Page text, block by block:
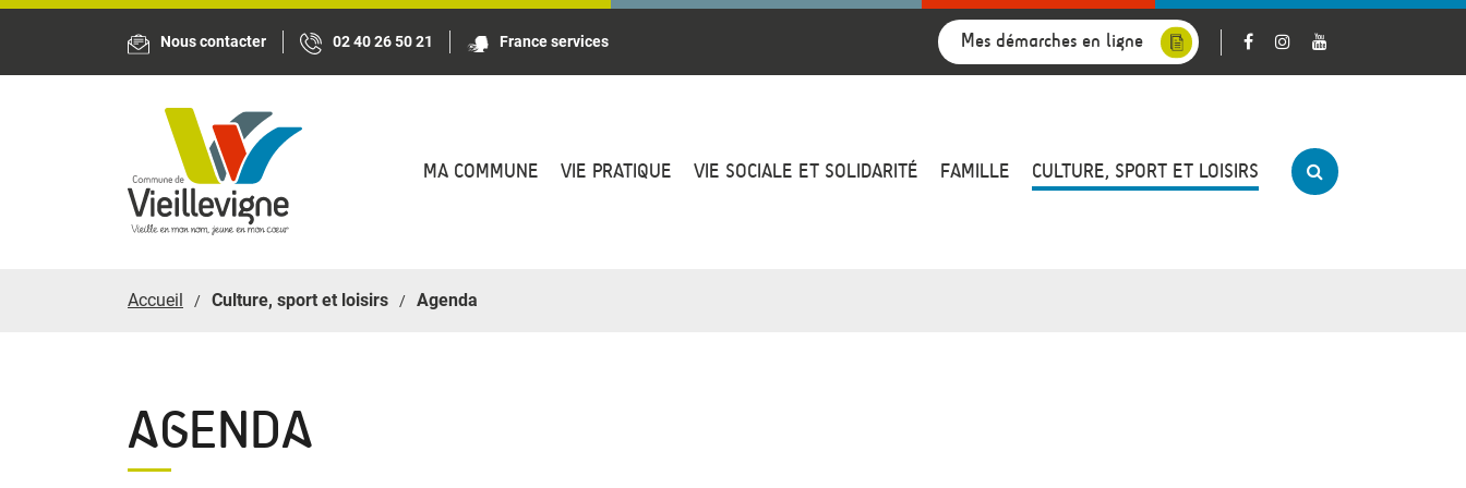
Nous contacter 02 40 26 50 21 France services Mes démarches en ligne
MA COMMUNE VIE PRATIQUE VIE SOCIALE ET SOLIDARITÉ FAMILLE CULTURE, SPORT ET LOISIRS
Accueil Culture, sport et loisirs Agenda
AGENDA
Panneau de gestion des cookies